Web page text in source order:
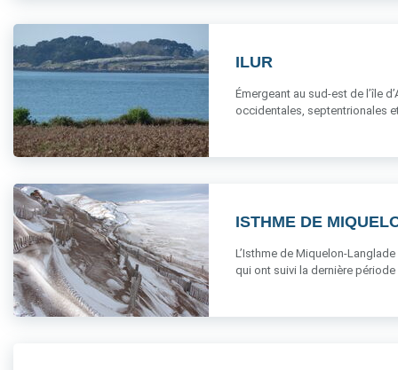
ILUR
Émergeant au sud-est de l’île
occidentales, septentrionales
ISTHME DE
L’Isthme de Miquelon-
qui ont suivi la dernière période